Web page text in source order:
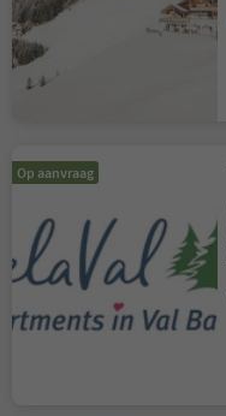
Op aanvraag